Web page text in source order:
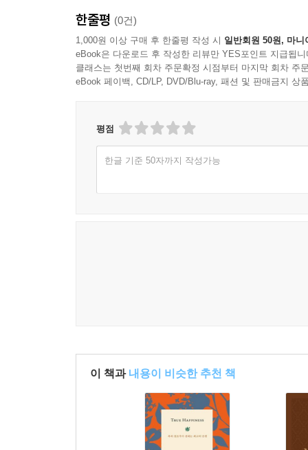
한줄평 (0건)
1,000원 이상 구매 후 한줄평 작성 시 일반회원 50원, 마니
eBook은 다운로드 후 작성한 리뷰만 YES포인트 지급됩니
클래스는 첫번째 회차 주문확정 시점부터 마지막 회차 주
eBook 페이백, CD/LP, DVD/Blu-ray, 패션 및 판매금지 상
평점
한글 기준 50자까지 작성가능
이 책과 내용이 비슷한 추천 책